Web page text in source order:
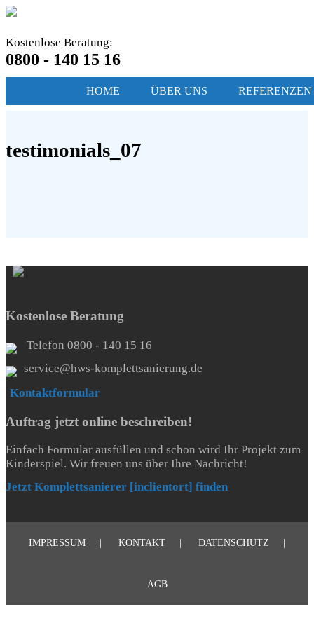
Kostenlose Beratung:
0800 - 140 15 16
HOME ÜBER UNS REFERENZEN
testimonials_07
Kostenlose Beratung
Telefon 0800 - 140 15 16
service@hws-komplettsanierung.de
Kontaktformular
Auftrag jetzt online beschreiben!
Einfach Formular ausfüllen und schon wird Ihr Projekt zum
Kinderspiel. Wir freuen uns über Ihre Nachricht!
Jetzt Komplettsanierer [inclientort] finden
IMPRESSUM KONTAKT DATENSCHUTZ
AGB